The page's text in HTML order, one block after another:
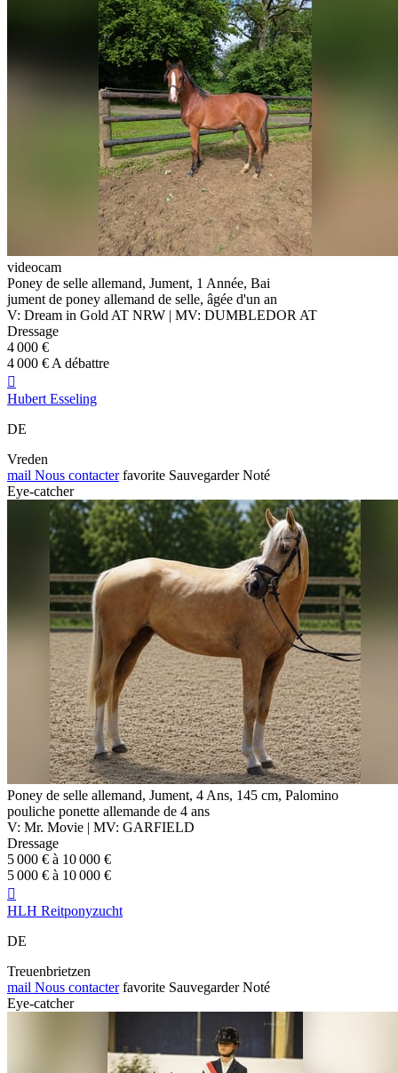
videocam
Poney de selle allemand, Jument, 1 Année, Bai
jument de poney allemand de selle, âgée d'un an
V: Dream in Gold AT NRW | MV: DUMBLEDOR AT
Dressage
4 000 €
4 000 € A débattre

Hubert Esseling
DE
Vreden
mail Nous contacter favorite Sauvegarder Noté
Eye-catcher
Poney de selle allemand, Jument, 4 Ans, 145 cm, Palomino
pouliche ponette allemande de 4 ans
V: Mr. Movie | MV: GARFIELD
Dressage
5 000 € à 10 000 €
5 000 € à 10 000 €

HLH Reitponyzucht
DE
Treuenbrietzen
mail Nous contacter favorite Sauvegarder Noté
Eye-catcher